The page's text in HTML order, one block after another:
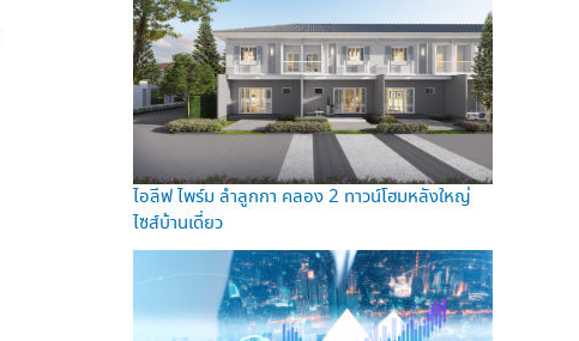
ไอลีฟ ไพร์ม ลำลูกกา คลอง 2 ทาวน์โฮมหลังใหญ่
ไซส์บ้านเดี่ยว